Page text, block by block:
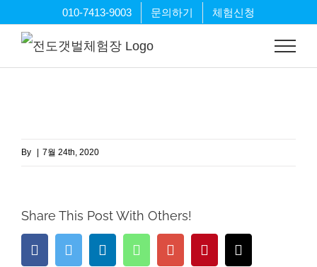
content
010-7413-9003 문의하기 체험신청
By 7월 24th, 2020
Share This Post With Others!
Facebook
Twitter LinkedInWhatsapp
Google+Pinterest